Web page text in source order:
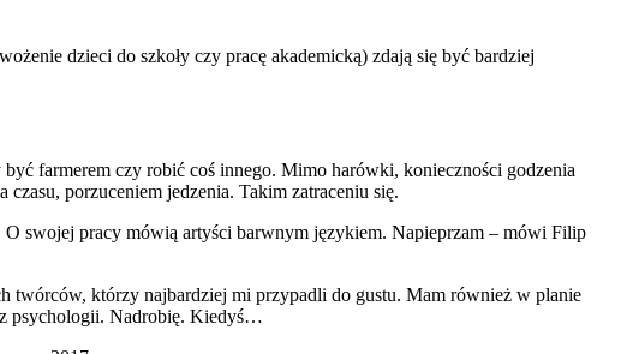
dzieci do szkoły czy pracę akademicką) zdają się być bardziej
farmerem czy robić coś innego. Mimo harówki, konieczności godzenia
porzuceniem jedzenia. Takim zatraceniu się.
O swojej pracy mówią artyści barwnym językiem. Napieprzam – mówi Filip
twórców, którzy najbardziej mi przypadli do gustu. Mam również w planie
psychologii. Nadrobię. Kiedyś…